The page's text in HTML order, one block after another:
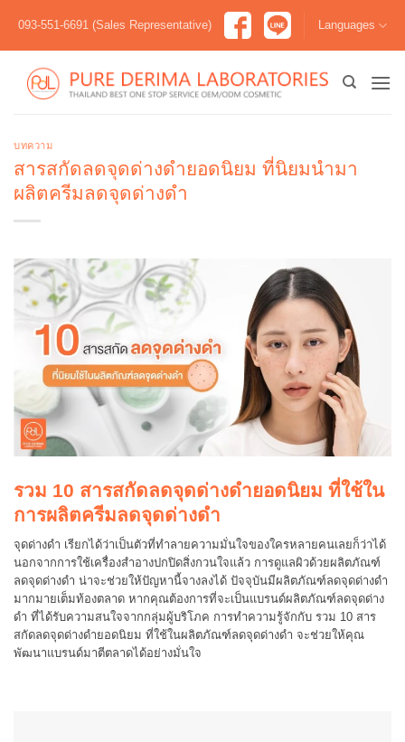
093-551-6691 (Sales Representative) Languages
บทความ
สารสกัดลดจุดด่างดำยอดนิยม ที่นิยมนำมา
ผลิตครีมลดจุดด่างดำ
รวม 10 สารสกัดลดจุดด่างดำยอดนิยม ที่ใช้ใน
การผลิตครีมลดจุดด่างดำ
จุดด่างดำ เรียกได้ว่าเป็นตัวที่ทำลายความมั่นใจของใครหลายคนเลยก็ว่าได้
นอกจากการใช้เครื่องสำอางปกปิดสิ่งกวนใจแล้ว การดูแลผิวด้วยผลิตภัณฑ์
ลดจุดด่างดำ น่าจะช่วยให้ปัญหานี้จางลงได้ ปัจจุบันมีผลิตภัณฑ์ลดจุดด่างดำ
มากมายเต็มท้องตลาด หากคุณต้องการที่จะเป็นแบรนด์ผลิตภัณฑ์ลดจุดด่าง
ดำ ที่ได้รับความสนใจจากกลุ่มผู้บริโภค การทำความรู้จักกับ รวม 10 สาร
สกัดลดจุดด่างดำยอดนิยม ที่ใช้ในผลิตภัณฑ์ลดจุดด่างดำ จะช่วยให้คุณ
พัฒนาแบรนด์มาตีตลาดได้อย่างมั่นใจ